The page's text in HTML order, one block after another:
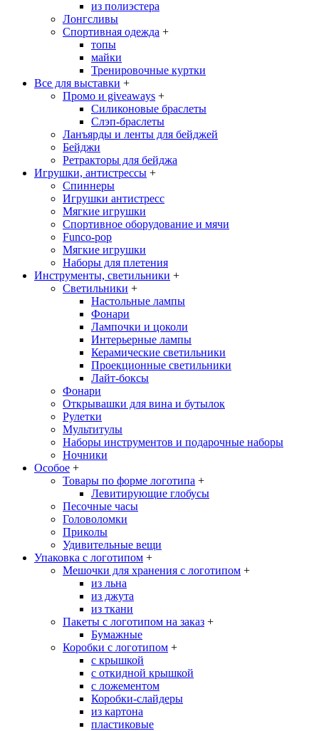
из полиэстера
Лонгсливы
Спортивная одежда +
топы
майки
Тренировочные куртки
Все для выставки +
Промо и giveaways +
Силиконовые браслеты
Cлэп-браслеты
Ланъярды и ленты для бейджей
Бейджи
Ретракторы для бейджа
Игрушки, антистрессы +
Спиннеры
Игрушки антистресс
Мягкие игрушки
Спортивное оборудование и мячи
Funco-pop
Мягкие игрушки
Наборы для плетения
Инструменты, светильники +
Светильники +
Настольные лампы
Фонари
Лампочки и цоколи
Интерьерные лампы
Керамические светильники
Проекционные светильники
Лайт-боксы
Фонари
Открывашки для вина и бутылок
Рулетки
Мультитулы
Наборы инструментов и подарочные наборы
Ночники
Особое +
Товары по форме логотипа +
Левитирующие глобусы
Песочные часы
Головоломки
Приколы
Удивительные вещи
Упаковка с логотипом +
Мешочки для хранения с логотипом +
из льна
из джута
из ткани
Пакеты с логотипом на заказ +
Бумажные
Коробки с логотипом +
с крышкой
с откидной крышкой
с ложементом
Коробки-слайдеры
из картона
пластиковые